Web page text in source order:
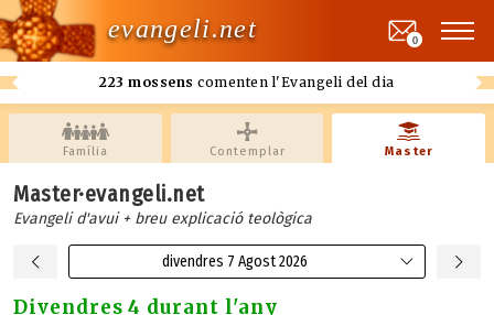
evangeli.net
223 mossens comenten l'Evangeli del dia
0
Família Contemplar Master
Master·evangeli.net
Evangeli d'avui + breu explicació teològica
divendres 7 Agost 2026
Divendres 4 durant l'any